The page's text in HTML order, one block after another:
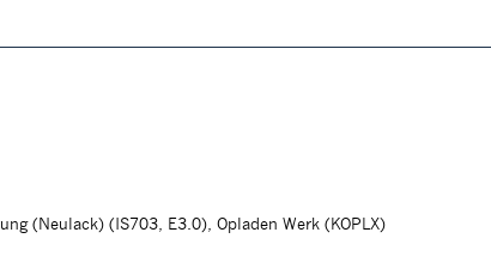
(Neulack) (IS703, E3.0), Opladen Werk (KOPLX)